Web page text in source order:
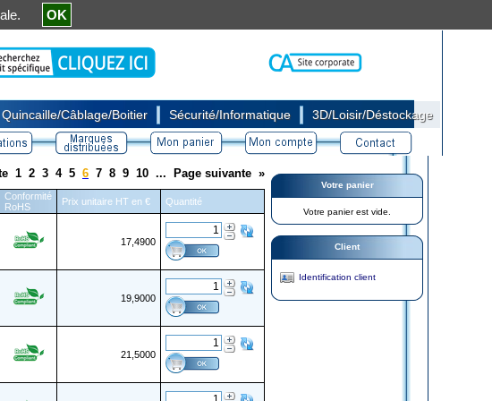
Quincaille/Câblage/Boitier Sécurité/Informatique 3D/Loisir/Déstockage
1 2 3 4 5 6 7 8 9 10 ... Page suivante »
Conformité
RoHS
Prix unitaire HT en €
Quantité
17,4900
19,9000
21,5000
Votre panier
Votre panier est vide.
Client
Identification client
OK